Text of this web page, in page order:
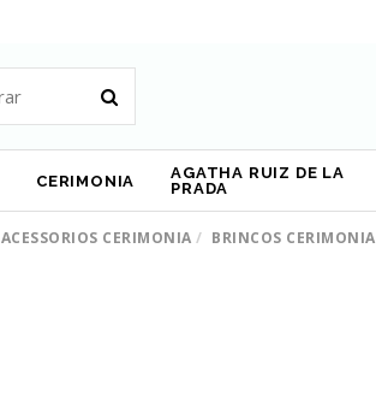
CERIMONIA
AGATHA RUIZ DE LA
PRADA
ACESSORIOS CERIMONIA BRINCOS CERIMONIA